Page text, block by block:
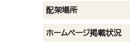
配架場所
ホームページ掲載状況